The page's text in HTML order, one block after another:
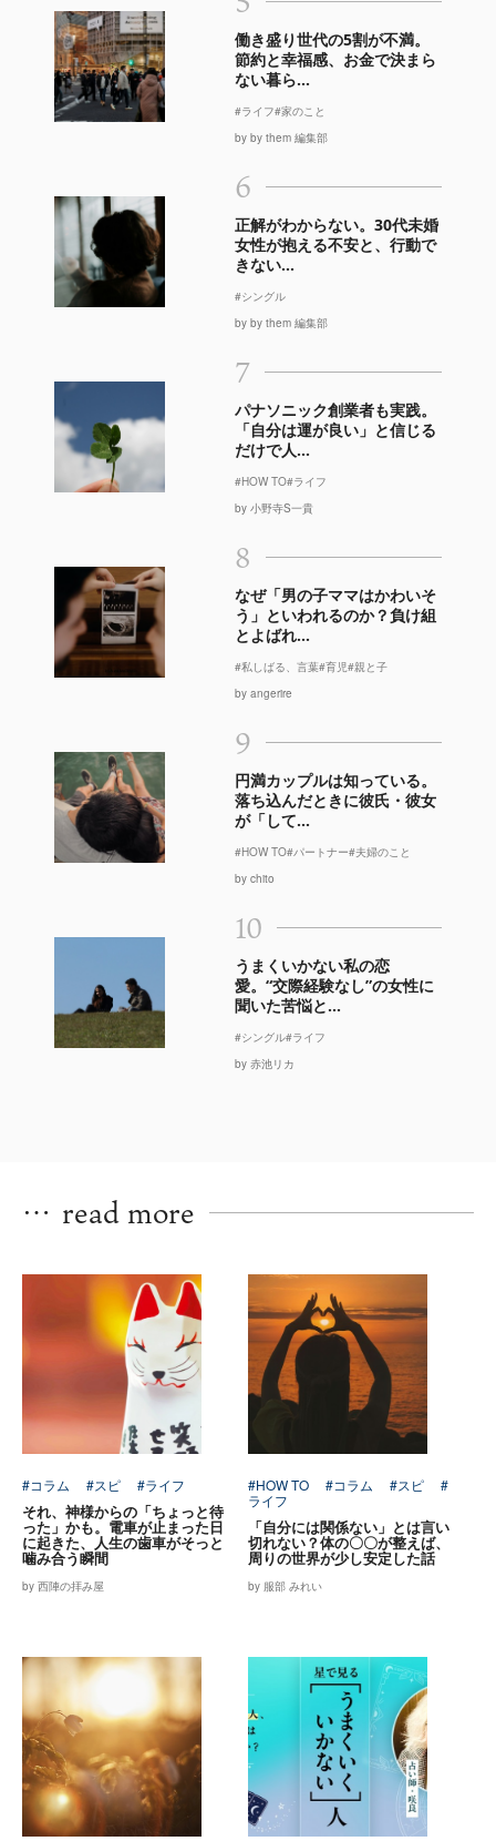
働き盛り世代の5割が不満。
節約と幸福感、お金で決まら
ない暮ら...
#ライフ#家のこと
by by them 編集部
6
正解がわからない。30代未婚
女性が抱える不安と、行動で
きない...
#シングル
by by them 編集部
7
パナソニック創業者も実践。
「自分は運が良い」と信じる
だけで人...
#HOW TO#ライフ
by 小野寺S一貴
8
なぜ「男の子ママはかわいそ
う」といわれるのか？負け組
とよばれ...
#私しばる、言葉#育児#親と子
by angerire
9
円満カップルは知っている。
落ち込んだときに彼氏・彼女
が「して...
#HOW TO#パートナー#夫婦のこと
by chito
10
うまくいかない私の恋
愛。“交際経験なし”の女性に
聞いた苦悩と...
#シングル#ライフ
by 赤池リカ
… read more
#コラム #スピ #ライフ
それ、神様からの「ちょっと待
った」かも。電車が止まった日
に起きた、人生の歯車がそっと
噛み合う瞬間
by 西陣の拝み屋
#HOW TO #コラム #スピ
#
ライフ
「自分には関係ない」とは言い
切れない？体の〇〇が整えば、
周りの世界が少し安定した話
by 服部 みれい